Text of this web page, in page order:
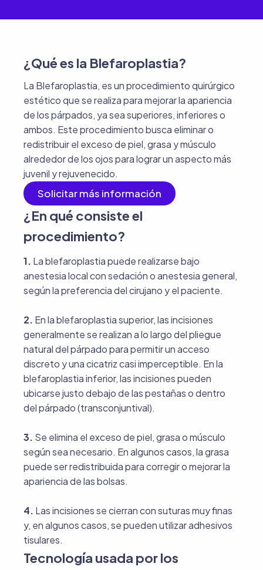
¿Qué es la Blefaroplastia?
La Blefaroplastia, es un procedimiento quirúrgico
estético que se realiza para mejorar la apariencia
de los párpados, ya sea superiores, inferiores o
ambos. Este procedimiento busca eliminar o
redistribuir el exceso de piel, grasa y músculo
alrededor de los ojos para lograr un aspecto más
juvenil y rejuvenecido.
Solicitar más información
¿En qué consiste el
procedimiento?
1. La blefaroplastia puede realizarse bajo
anestesia local con sedación o anestesia general,
según la preferencia del cirujano y el paciente.
2. En la blefaroplastia superior, las incisiones
generalmente se realizan a lo largo del pliegue
natural del párpado para permitir un acceso
discreto y una cicatriz casi imperceptible. En la
blefaroplastia inferior, las incisiones pueden
ubicarse justo debajo de las pestañas o dentro
del párpado (transconjuntival).
3. Se elimina el exceso de piel, grasa o músculo
según sea necesario. En algunos casos, la grasa
puede ser redistribuida para corregir o mejorar la
apariencia de las bolsas.
4. Las incisiones se cierran con suturas muy finas
y, en algunos casos, se pueden utilizar adhesivos
tisulares.
Tecnología usada por los